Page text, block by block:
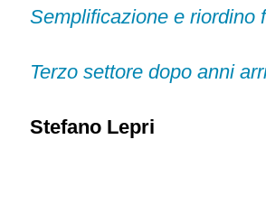
Semplificazione e riordino
Terzo settore dopo anni
Stefano Lepri